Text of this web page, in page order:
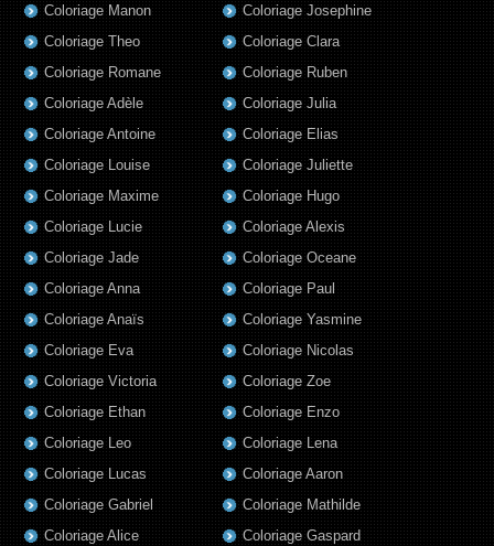
Coloriage Manon
Coloriage Theo
Coloriage Romane
Coloriage Adèle
Coloriage Antoine
Coloriage Louise
Coloriage Maxime
Coloriage Lucie
Coloriage Jade
Coloriage Anna
Coloriage Anaïs
Coloriage Eva
Coloriage Victoria
Coloriage Ethan
Coloriage Leo
Coloriage Lucas
Coloriage Gabriel
Coloriage Alice
Coloriage Josephine
Coloriage Clara
Coloriage Ruben
Coloriage Julia
Coloriage Elias
Coloriage Juliette
Coloriage Hugo
Coloriage Alexis
Coloriage Oceane
Coloriage Paul
Coloriage Yasmine
Coloriage Nicolas
Coloriage Zoe
Coloriage Enzo
Coloriage Lena
Coloriage Aaron
Coloriage Mathilde
Coloriage Gaspard